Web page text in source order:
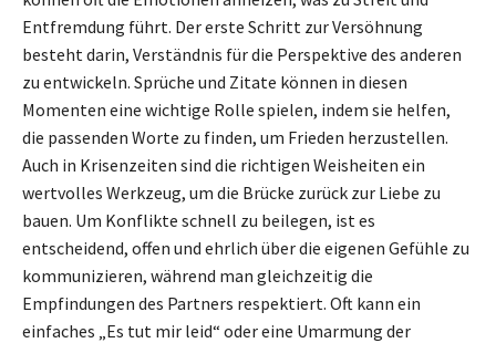
Entfremdung führt. Der erste Schritt zur Versöhnung
besteht darin, Verständnis für die Perspektive des anderen
zu entwickeln. Sprüche und Zitate können in diesen
Momenten eine wichtige Rolle spielen, indem sie helfen,
die passenden Worte zu finden, um Frieden herzustellen.
Auch in Krisenzeiten sind die richtigen Weisheiten ein
wertvolles Werkzeug, um die Brücke zurück zur Liebe zu
bauen. Um Konflikte schnell zu beilegen, ist es
entscheidend, offen und ehrlich über die eigenen Gefühle zu
kommunizieren, während man gleichzeitig die
Empfindungen des Partners respektiert. Oft kann ein
einfaches „Es tut mir leid“ oder eine Umarmung der